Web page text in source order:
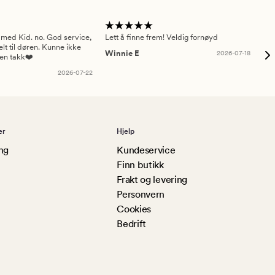
Kid. no. God service,
til døren. Kunne ikke
takk❤️
2026-07-22
Lett å finne frem! Veldig fornøyd
Winnie E
2026-07-18
Hjelp
Kundeservice
Finn butikk
Frakt og levering
Personvern
Cookies
Bedrift